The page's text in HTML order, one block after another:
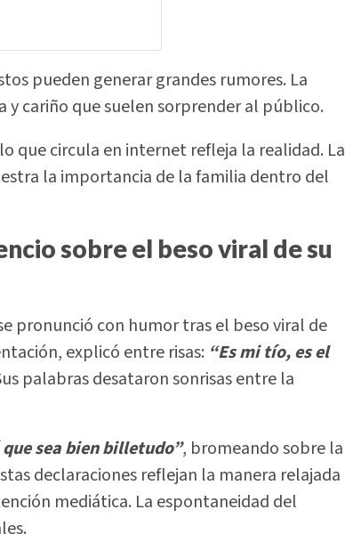
pueden generar grandes rumores. La
cariño que suelen sorprender al público.
que circula en internet refleja la realidad. La
la importancia de la familia dentro del
sobre el beso viral de su
pronunció con humor tras el beso viral de
explicó entre risas: “Es mi tío, es el
palabras desataron sonrisas entre la
sea bien billetudo”, bromeando sobre la
declaraciones reflejan la manera relajada
mediática. La espontaneidad del